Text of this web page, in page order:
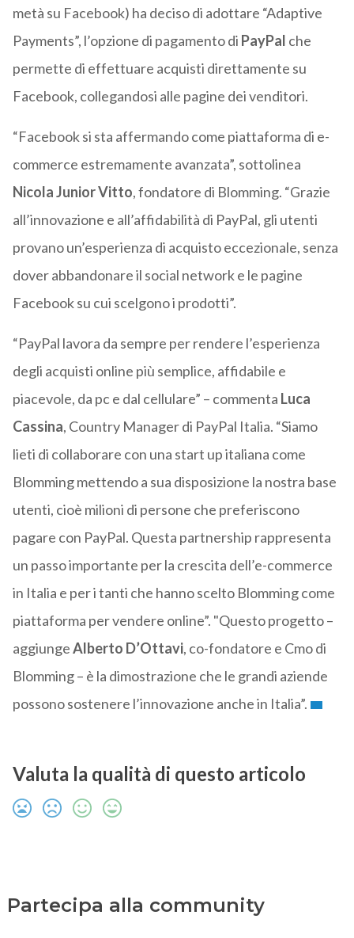
metà su Facebook) ha deciso di adottare “Adaptive
Payments”, l’opzione di pagamento di PayPal che
permette di effettuare acquisti direttamente su
Facebook, collegandosi alle pagine dei venditori.
“Facebook si sta affermando come piattaforma di e-
commerce estremamente avanzata”, sottolinea
Nicola Junior Vitto, fondatore di Blomming. “Grazie
all’innovazione e all’affidabilità di PayPal, gli utenti
provano un’esperienza di acquisto eccezionale, senza
dover abbandonare il social network e le pagine
Facebook su cui scelgono i prodotti”.
“PayPal lavora da sempre per rendere l’esperienza
degli acquisti online più semplice, affidabile e
piacevole, da pc e dal cellulare” – commenta Luca
Cassina, Country Manager di PayPal Italia. “Siamo
lieti di collaborare con una start up italiana come
Blomming mettendo a sua disposizione la nostra base
utenti, cioè milioni di persone che preferiscono
pagare con PayPal. Questa partnership rappresenta
un passo importante per la crescita dell’e-commerce
in Italia e per i tanti che hanno scelto Blomming come
piattaforma per vendere online”. "Questo progetto –
aggiungeAlberto D’Ottavi, co-fondatore e Cmo di
Blomming – è la dimostrazione che le grandi aziende
possono sostenere l’innovazione anche in Italia”.
Valuta la qualità di questo articolo
Partecipa alla community